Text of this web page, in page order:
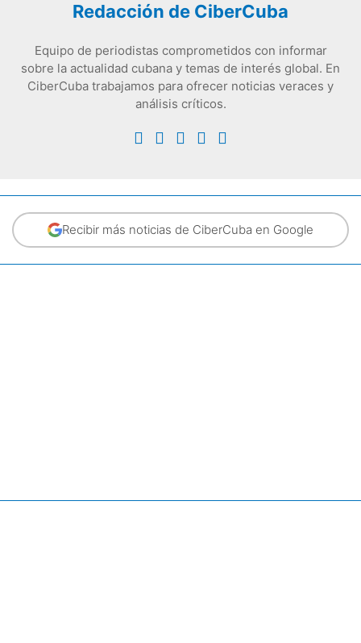
Redacción de CiberCuba
Equipo de periodistas comprometidos con informar
sobre la actualidad cubana y temas de interés global. En
CiberCuba trabajamos para ofrecer noticias veraces y
análisis críticos.
Recibir más noticias de CiberCuba en Google